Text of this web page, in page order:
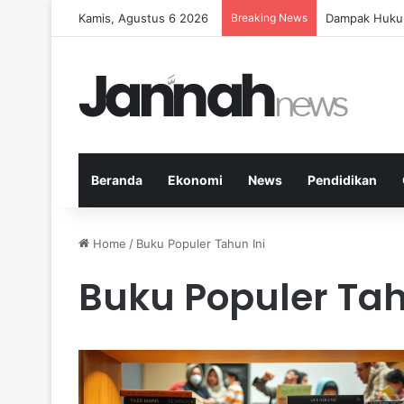
Kamis, Agustus 6 2026 Breaking News Panduan
Beranda Ekonomi News Pendidikan
Home / Buku Populer Tahun Ini
Buku Populer